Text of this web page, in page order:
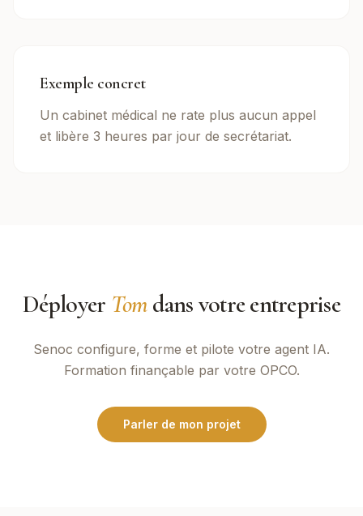
Exemple concret
Un cabinet médical ne rate plus aucun appel
et libère 3 heures par jour de secrétariat.
Déployer Tomdans votre entreprise
Senoc configure, forme et pilote votre agent IA.
Formation finançable par votre OPCO.
Parler de mon projet